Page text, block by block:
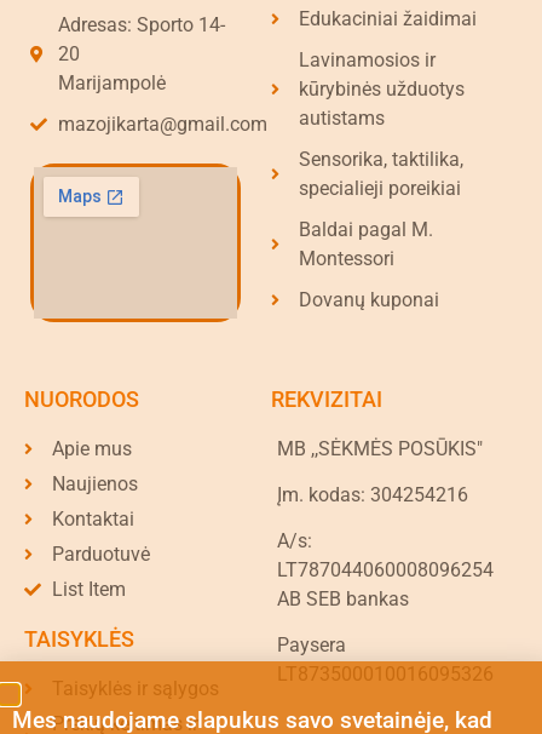
Adresas: Sporto 14-
20
Marijampolė
mazojikarta@gmail.com
Edukaciniai žaidimai
Lavinamosios ir
kūrybinės užduotys
autistams
Sensorika, taktilika,
specialieji poreikiai
Baldai pagal M.
Montessori
Dovanų kuponai
NUORODOS
Apie mus
Naujienos
Kontaktai
Parduotuvė
List Item
TAISYKLĖS
Taisyklės ir sąlygos
Prekių keitimas ir
REKVIZITAI
MB ,,SĖKMĖS POSŪKIS"
Įm. kodas: 304254216
A/s:
LT787044060008096254
AB SEB bankas
Paysera
LT873500010016095326
Mes naudojame slapukus savo svetainėje, kad